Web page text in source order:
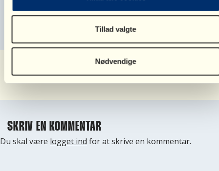
Tillad valgte
Nødvendige
SkilsmisseBrevkassen
Del denne side:
SKRIV EN KOMMENTAR
Du skal være logget ind for at skrive en kommentar.